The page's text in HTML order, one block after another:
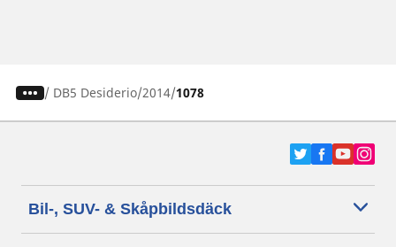
/ DB5 Desiderio 2014 1078
Bil-, SUV- & Skåpbildsdäck